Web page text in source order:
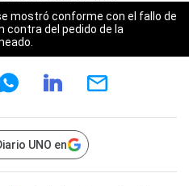
mostró conforme con el fallo de
contra del pedido de la
UNO en